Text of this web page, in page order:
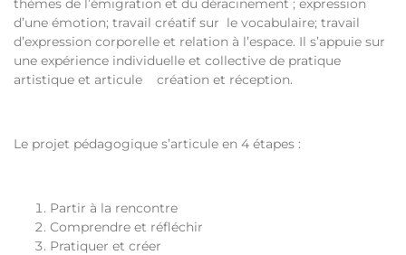
thèmes de l’émigration et du déracinement ; expression
d’une émotion; travail créatif sur le vocabulaire; travail
d’expression corporelle et relation à l’espace. Il s’appuie sur
une expérience individuelle et collective de pratique
artistique et articule création et réception.
Le projet pédagogique s’articule en 4 étapes :
Partir à la rencontre
Comprendre et réfléchir
Pratiquer et créer